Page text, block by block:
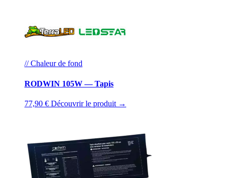
// Chaleur de fond
RODWIN 105W — Tapis
77,90 € Découvrir le produit →